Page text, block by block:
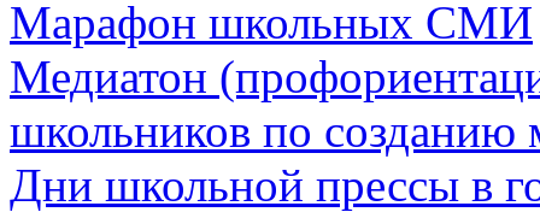
Марафон школьных СМИ
Медиатон
школьников по созданию
Дни школьной прессы в